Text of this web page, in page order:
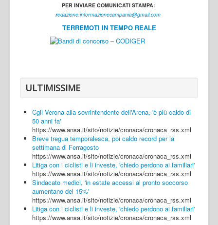
Caserta
Napoli
Salerno
Login
PER INVIARE COMUNICATI STAMPA:
redazione.informazionecampania@gmail.com
TERREMOTI IN TEMPO REALE
ULTIMISSIME
Cgil Verona alla sovrintendente dell'Arena, 'è più caldo di
50 anni fa'
https://www.ansa.it/sito/notizie/cronaca/cronaca_rss.xml
Breve tregua temporalesca, poi caldo record per la
settimana di Ferragosto
https://www.ansa.it/sito/notizie/cronaca/cronaca_rss.xml
Litiga con i ciclisti e li investe, 'chiedo perdono ai familiari'
https://www.ansa.it/sito/notizie/cronaca/cronaca_rss.xml
Sindacato medici, 'in estate accessi al pronto soccorso
aumentano del 15%'
https://www.ansa.it/sito/notizie/cronaca/cronaca_rss.xml
Litiga con i ciclisti e li investe, 'chiedo perdono ai familiari'
https://www.ansa.it/sito/notizie/cronaca/cronaca_rss.xml